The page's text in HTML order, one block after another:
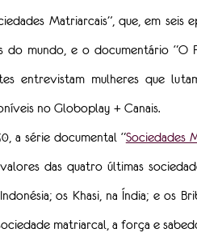
Matriarcais”, que, em seis
do mundo, e o documentário “O
entrevistam mulheres que
no Globoplay + Canais.
a série documental “Sociedades
das quatro últimas
os Khasi, na Índia; e os
matriarcal, a força e